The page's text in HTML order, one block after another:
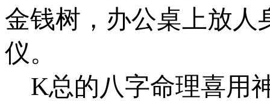
金钱树，办公桌上放人
仪。
K总的八字命理喜用